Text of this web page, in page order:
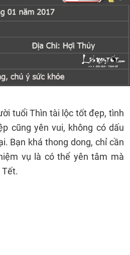
tuổi Thìn tài lộc tốt đẹp, tình
cũng yên vui, không có dấu
Bạn khá thong dong, chỉ cần
vụ là có thể yên tâm mà
Tết.